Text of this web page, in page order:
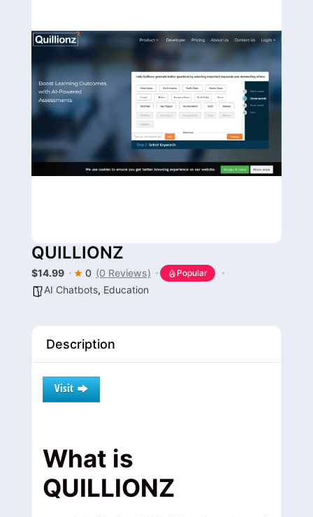
QUILLIONZ
$14.99 0 (0 Reviews) Popular
AI Chatbots, Education
Description
Visit
What is
QUILLIONZ